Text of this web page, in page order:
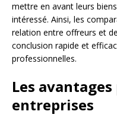
mettre en avant leurs
intéressé. Ainsi, les
relation entre offreurs et
conclusion rapide et
professionnelles.
Les
entreprises